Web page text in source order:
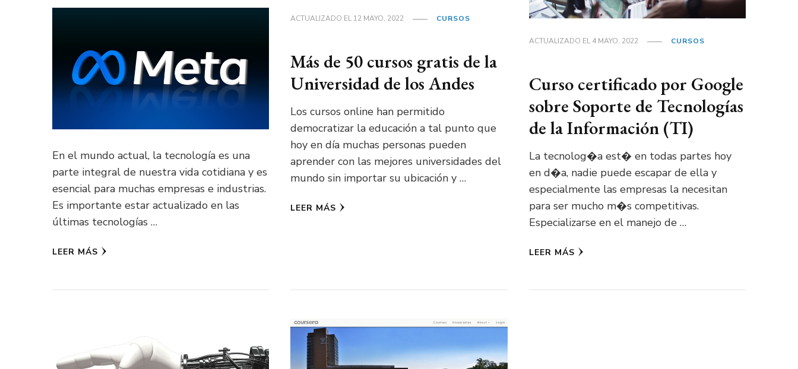
En el mundo actual, la tecnología es una
parte integral de nuestra vida cotidiana y es
esencial para muchas empresas e industrias.
Es importante estar actualizado en las
últimas tecnologías …
LEER MÁS
ACTUALIZADO EL12 MAYO, 2022 CURSOS
Más de 50 cursos gratis de la
Universidad de los Andes
Los cursos online han permitido
democratizar la educación a tal punto que
hoy en día muchas personas pueden
aprender con las mejores universidades del
mundo sin importar su ubicación y …
LEER MÁS
ACTUALIZADO EL4 MAYO, 2022 CURSOS
Curso certificado por Google
sobre Soporte de Tecnologías
de la Información (TI)
La tecnolog�a est� en todas partes hoy
en d�a, nadie puede escapar de ella y
especialmente las empresas la necesitan
para ser mucho m�s competitivas.
Especializarse en el manejo de …
LEER MÁS